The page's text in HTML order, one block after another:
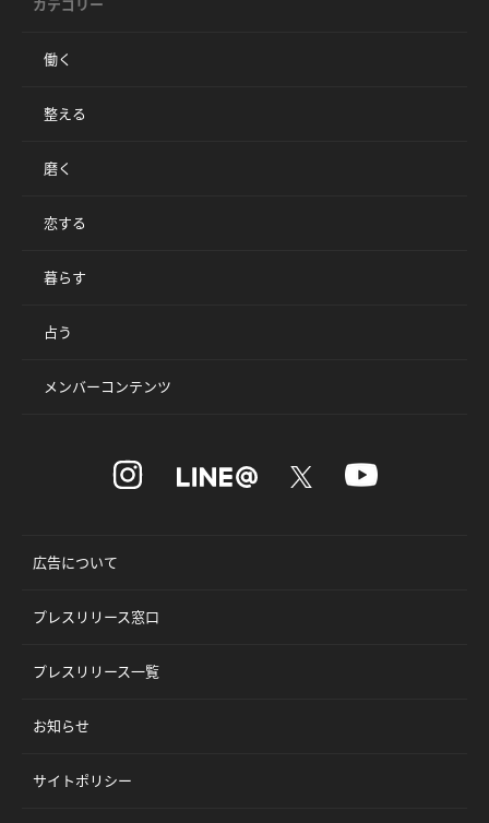
カテゴリー
働く
整える
磨く
恋する
暮らす
占う
メンバーコンテンツ
広告について
プレスリリース窓口
プレスリリース一覧
お知らせ
サイトポリシー